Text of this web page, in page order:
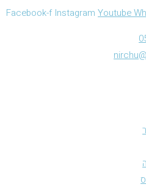
Facebook-f Instagram Youtube